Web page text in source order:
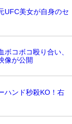
UFC美女が自身のセ
ボコボコ殴り合い、
像が公開
ハンド秒殺KO！右